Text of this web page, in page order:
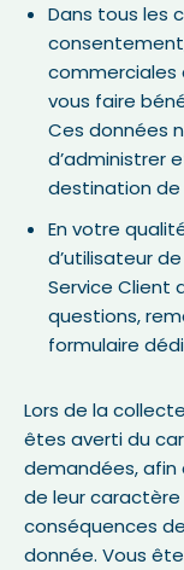
Dans tous les
vous faire
Ces données
d’administrer
destination de
En votre
d’utilisateur
Service Client
questions,
formulaire
Lors de la
êtes averti du
demandées, afin
de leur
conséquences
donnée. Vous